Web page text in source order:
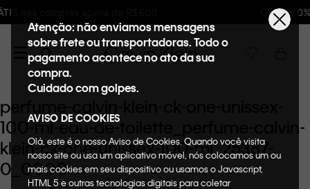
Ganhe 10% de GIFTBACK em todas as
Atenção: não enviamos mensagens
sobre frete ou transportadoras. Todo o
pagamento acontece no ato da sua
compra.
Cuidado com golpes.
AVISO DE COOKIES
Olá, este é o nosso Aviso de Cookies. Quando você visita
nosso site ou usa um aplicativo móvel, nós colocamos um ou
mais cookies em seu dispositivo ou usamos o Javascript,
HTML 5 e outras tecnologias digitais para coletar
perfume-calvin-klein-ck-one-unissex-
100-ml-eau-de-toilette_perfume-calvin-
klein-ck-one-unissex-100-ml_25387-
0_0000